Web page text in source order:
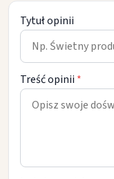
Tytuł opinii
Treść opinii *